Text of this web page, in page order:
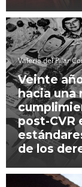
Valeria del Pilar
Veinte
hacia una
post-CVR
de los